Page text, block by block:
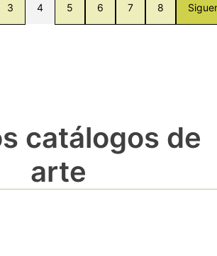
3 4 5 6 7 8
catálogos de
arte